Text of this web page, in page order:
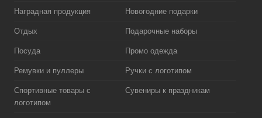
Наградная продукция Новогодние подарки
Отдых Подарочные наборы
Посуда Промо одежда
Ремувки и пуллеры Ручки с логотипом
Спортивные товары с
логотипом
Сувениры к праздникам